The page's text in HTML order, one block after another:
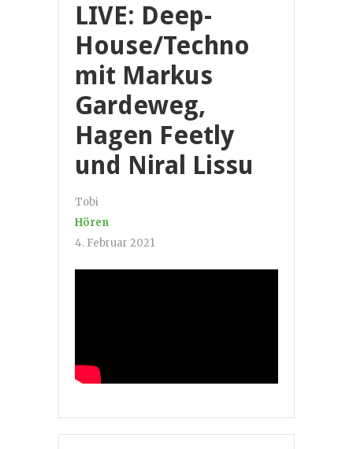
LIVE: Deep-
House/Techno
mit Markus
Gardeweg,
Hagen Feetly
und Niral Lissu
Tobi
Hören
4. Februar 2021